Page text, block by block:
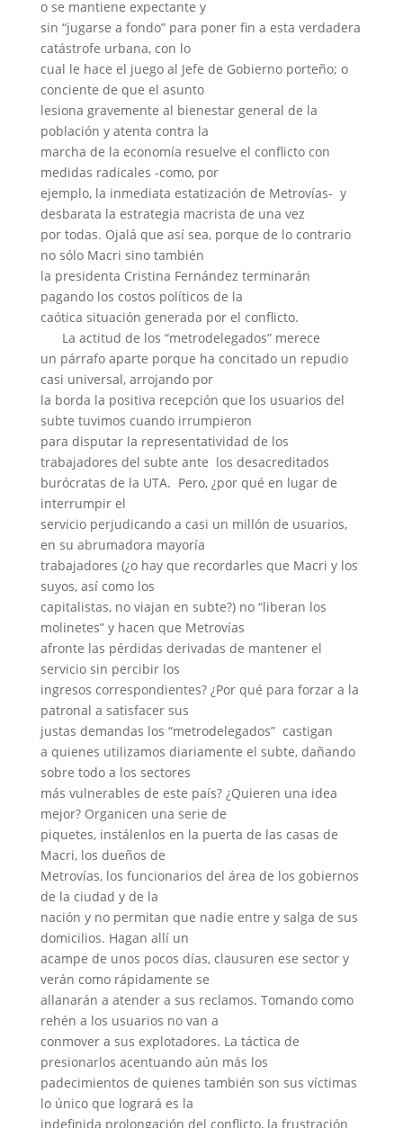
o se mantiene expectante y
sin “jugarse a fondo” para poner fin a esta verdadera
catástrofe urbana, con lo
cual le hace el juego al Jefe de Gobierno porteño; o
conciente de que el asunto
lesiona gravemente al bienestar general de la
población y atenta contra la
marcha de la economía resuelve el conflicto con
medidas radicales -como, por
ejemplo, la inmediata estatización de Metrovías- y
desbarata la estrategia macrista de una vez
por todas. Ojalá que así sea, porque de lo contrario
no sólo Macri sino también
la presidenta Cristina Fernández terminarán
pagando los costos políticos de la
caótica situación generada por el conflicto.
La actitud de los “metrodelegados” merece
un párrafo aparte porque ha concitado un repudio
casi universal, arrojando por
la borda la positiva recepción que los usuarios del
subte tuvimos cuando irrumpieron
para disputar la representatividad de los
trabajadores del subte ante los desacreditados
burócratas de la UTA. Pero, ¿por qué en lugar de
interrumpir el
servicio perjudicando a casi un millón de usuarios,
en su abrumadora mayoría
trabajadores (¿o hay que recordarles que Macri y los
suyos, así como los
capitalistas, no viajan en subte?) no “liberan los
molinetes” y hacen que Metrovías
afronte las pérdidas derivadas de mantener el
servicio sin percibir los
ingresos correspondientes? ¿Por qué para forzar a la
patronal a satisfacer sus
justas demandas los “metrodelegados” castigan
a quienes utilizamos diariamente el subte, dañando
sobre todo a los sectores
más vulnerables de este país? ¿Quieren una idea
mejor? Organicen una serie de
piquetes, instálenlos en la puerta de las casas de
Macri, los dueños de
Metrovías, los funcionarios del área de los gobiernos
de la ciudad y de la
nación y no permitan que nadie entre y salga de sus
domicilios. Hagan allí un
acampe de unos pocos días, clausuren ese sector y
verán como rápidamente se
allanarán a atender a sus reclamos. Tomando como
rehén a los usuarios no van a
conmover a sus explotadores. La táctica de
presionarlos acentuando aún más los
padecimientos de quienes también son sus víctimas
lo único que logrará es la
indefinida prolongación del conflicto, la frustración